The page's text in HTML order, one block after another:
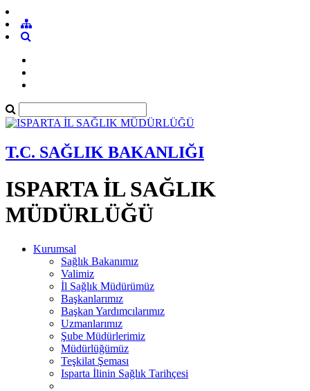
T.C. SAĞLIK BAKANLIĞI
ISPARTA İL SAĞLIK
MÜDÜRLÜĞÜ
Kurumsal
Sağlık Bakanımız
Valimiz
İl Sağlık Müdürümüz
Başkanlarımız
Başkan Yardımcılarımız
Uzmanlarımız
Şube Müdürlerimiz
Müdürlüğümüz
Teşkilat Şeması
Isparta İlinin Sağlık Tarihçesi